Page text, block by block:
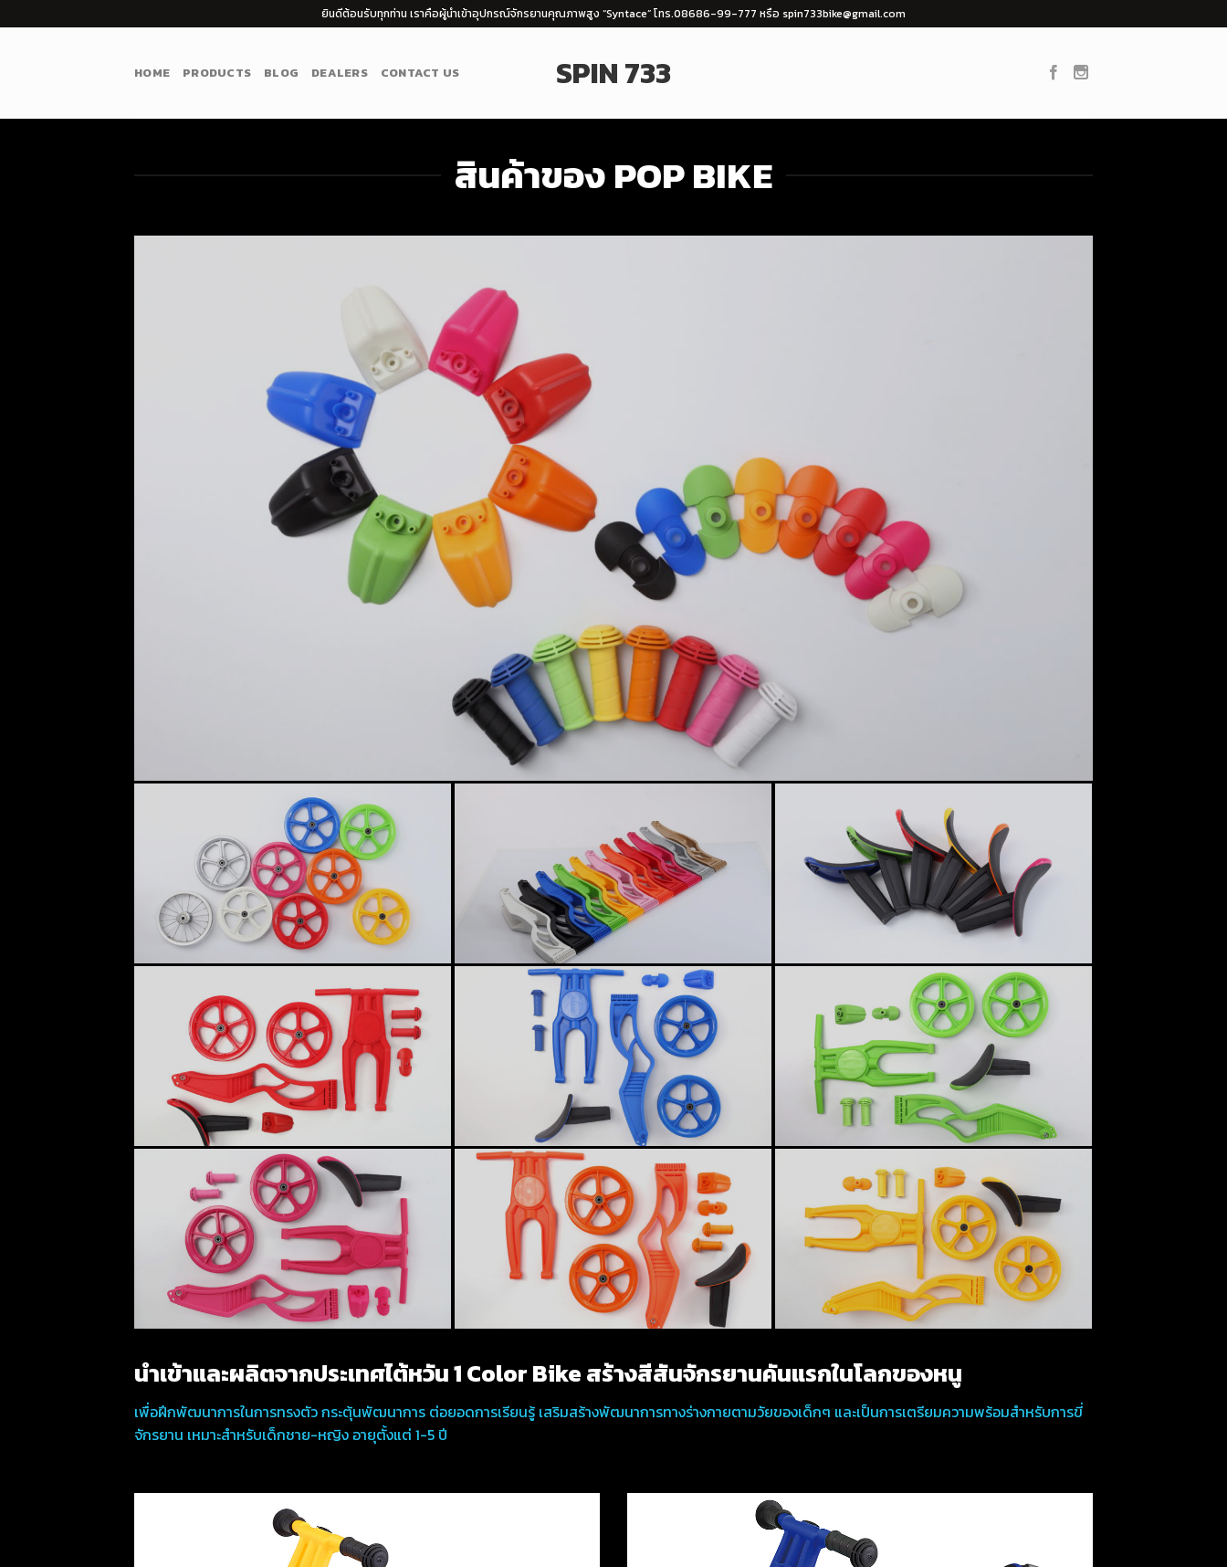
to
ยินดีต้อนรับทุกท่าน เราคือผู้นำเข้าอุปกรณ์จักรยานคุณภาพสูง “Syntace” โทร.08686-99-777 หรือ spin733bike@gmail.com
SPIN 733
HOME PRODUCTS BLOG DEALERS CONTACT US
สินค้าของ POP BIKE
นำเข้าและผลิตจากประเทศไต้หวัน 1 Color Bike สร้างสีสันจักรยานคันแรกในโลกของหนู
เพื่อฝึกพัฒนาการในการทรงตัว กระตุ้นพัฒนาการ ต่อยอดการเรียนรู้ เสริมสร้างพัฒนาการทางร่างกายตามวัยของเด็กๆ และเป็นการเตรียมความพร้อมสำหรับการขี่
จักรยาน เหมาะสำหรับเด็กชาย-หญิง อายุตั้งแต่ 1-5 ปี